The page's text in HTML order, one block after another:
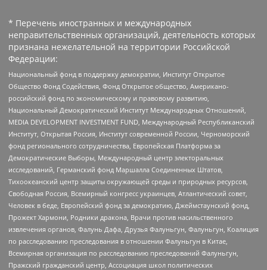
* Перечень иностранных и международных
неправительственных организаций, деятельность которых
признана нежелательной на территории Российской
Федерации:
Национальный фонд в поддержку демократии, Институт Открытое
Общество Фонд Содействия, Фонд Открытое общество, Американо-
российский фонд по экономическому и правовому развитию,
Национальный Демократический Институт Международных Отношений,
MEDIA DEVELOPMENT INVESTMENT FUND, Международный Республиканский
Институт, Открытая Россия, Институт современной России, Черноморский
фонд регионального сотрудничества, Европейская Платформа за
Демократические Выборы, Международный центр электоральных
исследований, Германский фонд Маршалла Соединенных Штатов,
Тихоокеанский центр защиты окружающей среды и природных ресурсов,
Свободная Россия, Всемирный конгресс украинцев, Атлантический совет,
Человек в беде, Европейский фонд за демократию, Джеймстаунский фонд,
Прожект Хармони, Родники дракона, Врачи против насильственного
извлечения органов, Фалунь Дафа, Друзья Фалуньгун, Фалуньгун, Коалиция
по расследованию преследования в отношении Фалуньгун в Китае,
Всемирная организация по расследованию преследований Фалуньгун,
Пражский гражданский центр, Ассоциация школ политических